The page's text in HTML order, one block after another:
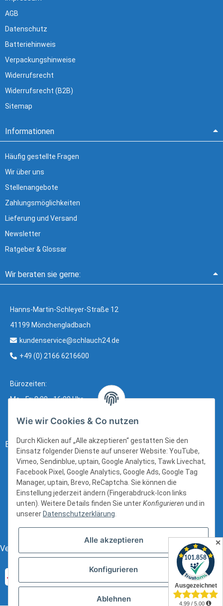
AGB
Datenschutz
Batteriehinweis
Verpackungshinweise
Widerrufsrecht
Widerrufsrecht (B2B)
Sitemap
Informationen
Häufig gestellte Fragen
Wir über uns
Stellenangebote
Zahlungsmöglichkeiten
Lieferung und Versand
Newsletter
Ratgeber & Glossar
Wir beraten sie gerne:
Hanns-Martin-Schleyer-Straße 12
41199 Mönchengladbach
kundenservice@schlauch24.de
+49 (0) 2166 6216600
Bürozeiten:
Mo - Fr: 8:00 - 16:00 Uhr
Bezahlung:
Versand:
Wie wir Cookies & Co nutzen
Durch Klicken auf „Alle akzeptieren“ gestatten Sie den
Einsatz folgender Dienste auf unserer Website: YouTube,
Vimeo, Sendinblue, uptain, Google Analytics, Tawk Livechat,
Facebook Pixel, Google Analytics, Google Ads, Google Tag
Manager, uptain, Brevo, ReCaptcha. Sie können die
Einstellung jederzeit ändern (Fingerabdruck-Icon links
unten). Weitere Details finden Sie unterKonfigurieren und in
unserer Datenschutzerklärung.
Alle akzeptieren
Konfigurieren
Ablehnen
✕